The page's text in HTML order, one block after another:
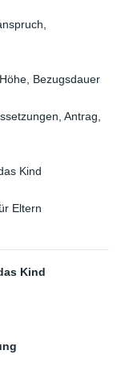
Bezugsdauer
Antrag,
Kind
Eltern
Kind